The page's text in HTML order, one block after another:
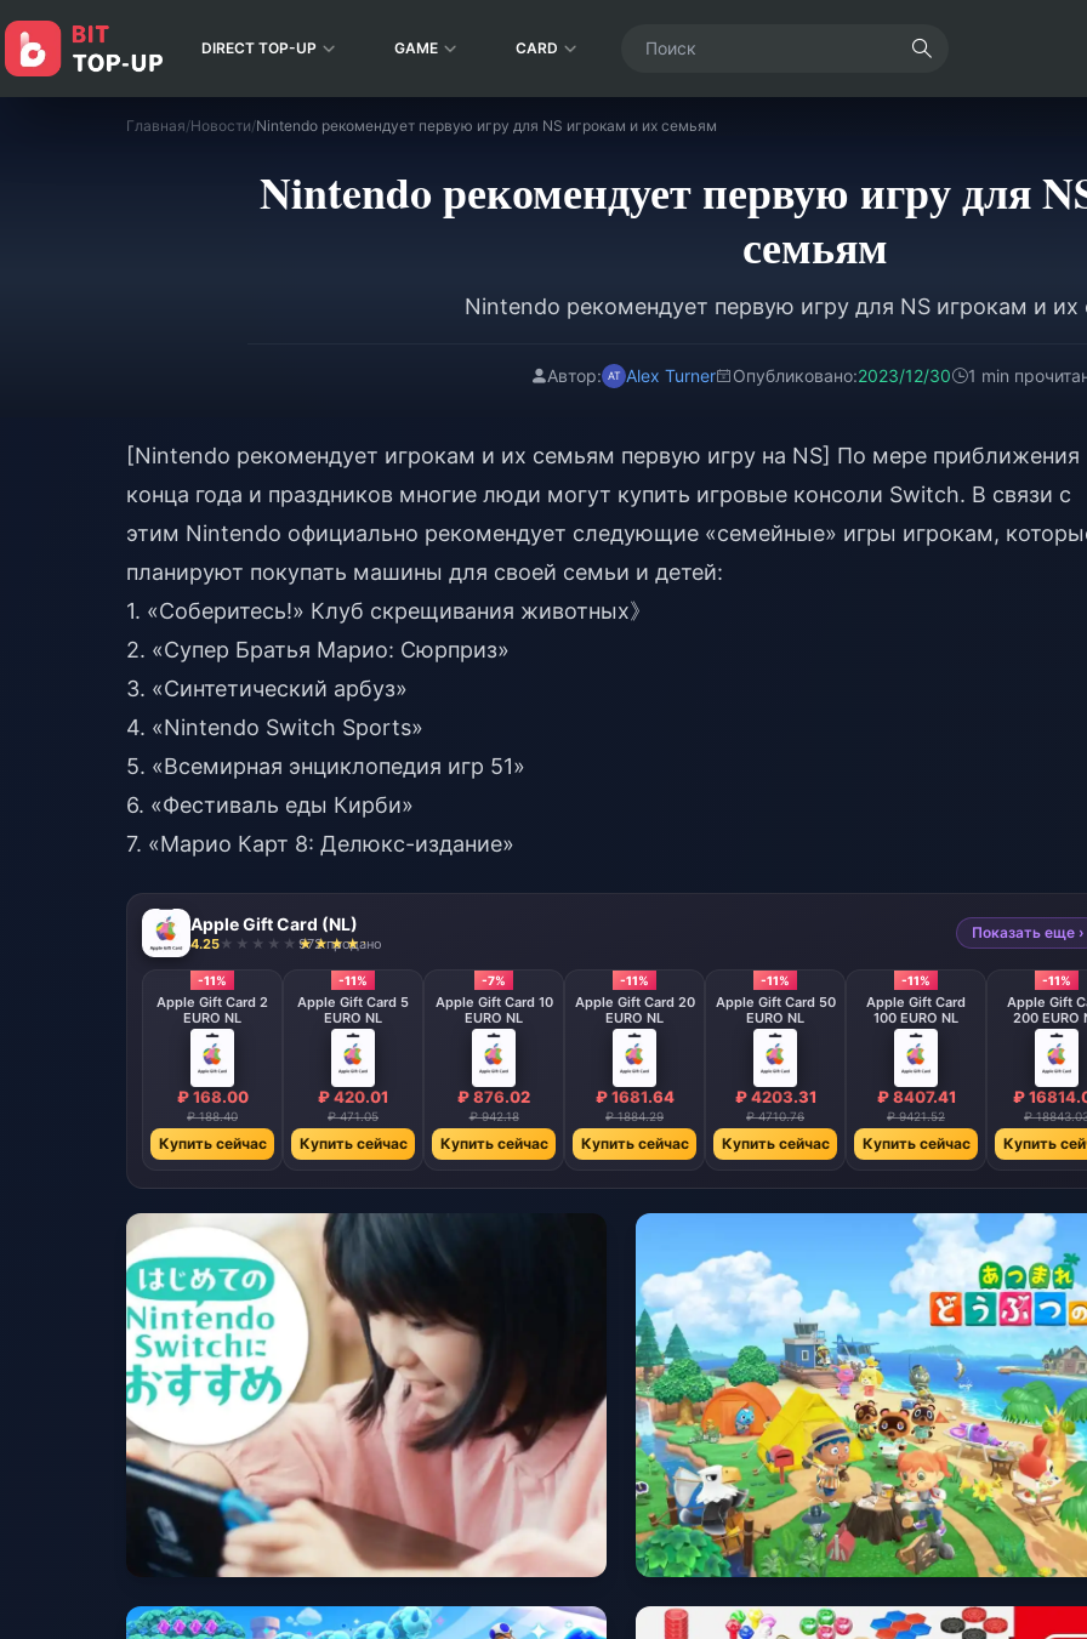
DIRECT TOP-UP GAME CARD
Главная/Новости/Nintendo рекомендует первую игру для NS игрокам и их семьям
Nintendo рекомендует первую игру для
семьям
Nintendo рекомендует первую игру для NS игрокам и
Автор: Alex Turner Опубликовано:2023/12/30 1 min
[Nintendo рекомендует игрокам и их семьям первую игру на NS] По мере приближения
конца года и праздников многие люди могут купить игровые консоли Switch. В связи с
этим Nintendo официально рекомендует следующие «семейные» игры игрокам,
планируют покупать машины для своей семьи и детей:
1. «Соберитесь!» Клуб скрещивания животных》
2. «Супер Братья Марио: Сюрприз»
3. «Синтетический арбуз»
4. «Nintendo Switch Sports»
5. «Всемирная энциклопедия игр 51»
6. «Фестиваль еды Кирби»
7. «Марио Карт 8: Делюкс-издание»
Apple Gift Card (NL)
4.25 972 продано
Показать еще ›
-11%
Apple Gift Card 2
EURO NL
₽ 168.00
₽ 188.40
Купить сейчас
-11%
Apple Gift Card 5
EURO NL
₽ 420.01
₽ 471.05
Купить сейчас
-7%
Apple Gift Card 10
EURO NL
₽ 876.02
₽ 942.18
Купить сейчас
-11%
Apple Gift Card 20
EURO NL
₽ 1681.64
₽ 1884.29
Купить сейчас
-11%
Apple Gift Card 50
EURO NL
₽ 4203.31
₽ 4710.76
Купить сейчас
-11%
Apple Gift Card
100 EURO NL
₽ 8407.41
₽ 9421.52
Купить сейчас
-11%
Apple Gift
200 EURO
₽
₽
Купить